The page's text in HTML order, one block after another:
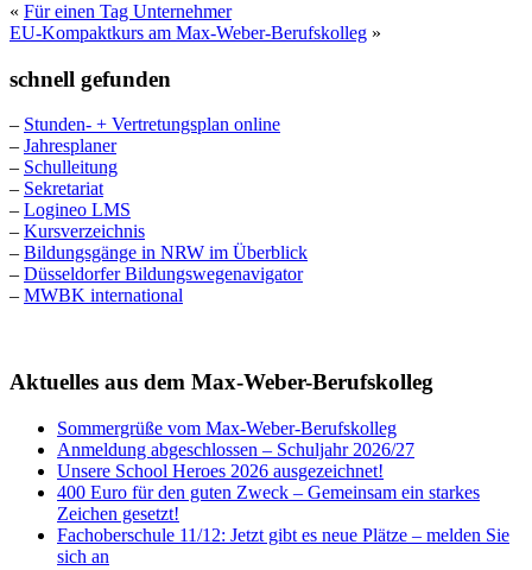
« Für einen Tag Unternehmer
EU-Kompaktkurs am Max-Weber-Berufskolleg »
schnell gefunden
– Stunden- + Vertretungsplan online
– Jahresplaner
– Schulleitung
– Sekretariat
– Logineo LMS
– Kursverzeichnis
– Bildungsgänge in NRW im Überblick
– Düsseldorfer Bildungswegenavigator
– MWBK international
Aktuelles aus dem Max-Weber-Berufskolleg
Sommergrüße vom Max-Weber-Berufskolleg
Anmeldung abgeschlossen – Schuljahr 2026/27
Unsere School Heroes 2026 ausgezeichnet!
400 Euro für den guten Zweck – Gemeinsam ein starkes
Zeichen gesetzt!
Fachoberschule 11/12: Jetzt gibt es neue Plätze – melden Sie
sich an